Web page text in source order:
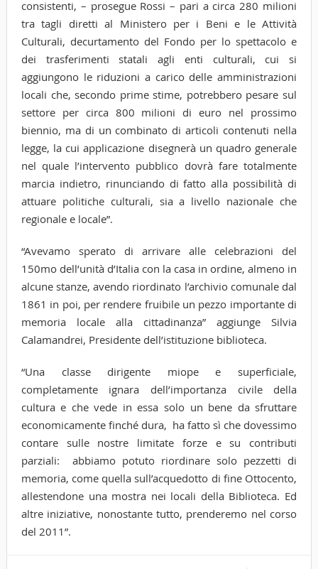
consistenti, – prosegue Rossi – pari a circa 280 milioni
tra tagli diretti al Ministero per i Beni e le Attività
Culturali, decurtamento del Fondo per lo spettacolo e
dei trasferimenti statali agli enti culturali, cui si
aggiungono le riduzioni a carico delle amministrazioni
locali che, secondo prime stime, potrebbero pesare sul
settore per circa 800 milioni di euro nel prossimo
biennio, ma di un combinato di articoli contenuti nella
legge, la cui applicazione disegnerà un quadro generale
nel quale l’intervento pubblico dovrà fare totalmente
marcia indietro, rinunciando di fatto alla possibilità di
attuare politiche culturali, sia a livello nazionale che
regionale e locale”.
“Avevamo sperato di arrivare alle celebrazioni del
150mo dell’unità d’Italia con la casa in ordine, almeno in
alcune stanze, avendo riordinato l’archivio comunale dal
1861 in poi, per rendere fruibile un pezzo importante di
memoria locale alla cittadinanza” aggiunge Silvia
Calamandrei, Presidente dell’istituzione biblioteca.
“Una classe dirigente miope e superficiale,
completamente ignara dell’importanza civile della
cultura e che vede in essa solo un bene da sfruttare
economicamente finché dura, ha fatto sì che dovessimo
contare sulle nostre limitate forze e su contributi
parziali: abbiamo potuto riordinare solo pezzetti di
memoria, come quella sull’acquedotto di fine Ottocento,
allestendone una mostra nei locali della Biblioteca. Ed
altre iniziative, nonostante tutto, prenderemo nel corso
del 2011”.